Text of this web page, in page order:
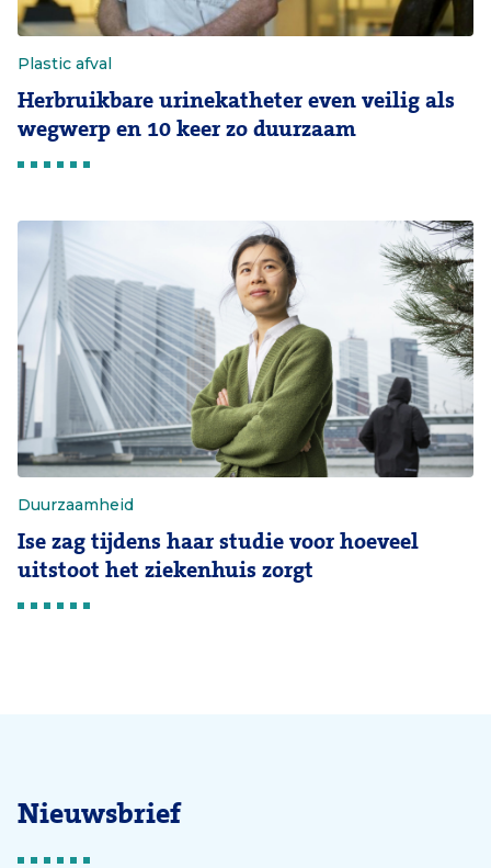
Plastic afval
Herbruikbare urinekatheter even veilig als
wegwerp en 10 keer zo duurzaam
Duurzaamheid
Ise zag tijdens haar studie voor hoeveel
uitstoot het ziekenhuis zorgt
Nieuwsbrief